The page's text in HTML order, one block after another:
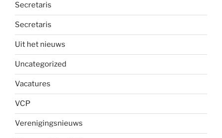
Secretaris
Secretaris
Uit het nieuws
Uncategorized
Vacatures
VCP
Verenigingsnieuws